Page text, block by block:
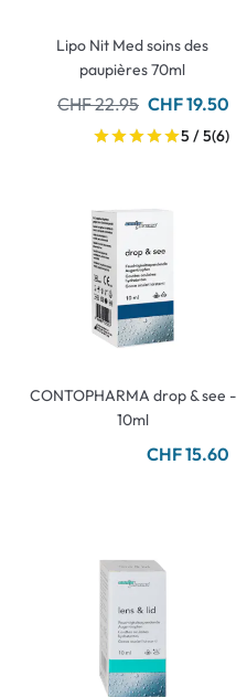
Lipo Nit Med soins des
paupières 70ml
CHF 22.95 CHF 19.50
5 / 5(6)
CONTOPHARMA drop & see -
10ml
CHF 15.60